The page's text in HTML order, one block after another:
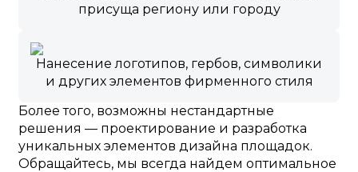
присуща региону или городу
Нанесение логотипов, гербов, символики
и других элементов фирменного стиля
Более того, возможны нестандартные
решения — проектирование и разработка
уникальных элементов дизайна площадок.
Обращайтесь, мы всегда найдем оптимальное